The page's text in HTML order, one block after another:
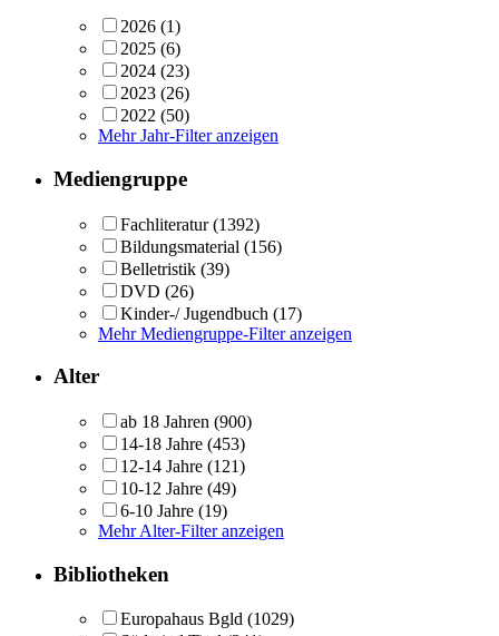
2026 (1)
2025 (6)
2024 (23)
2023 (26)
2022 (50)
Mehr Jahr-Filter anzeigen
Mediengruppe
Fachliteratur (1392)
Bildungsmaterial (156)
Belletristik (39)
DVD (26)
Kinder-/ Jugendbuch (17)
Mehr Mediengruppe-Filter anzeigen
Alter
ab 18 Jahren (900)
14-18 Jahre (453)
12-14 Jahre (121)
10-12 Jahre (49)
6-10 Jahre (19)
Mehr Alter-Filter anzeigen
Bibliotheken
Europahaus Bgld (1029)